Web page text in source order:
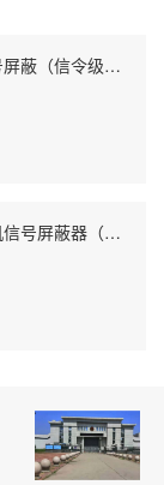
长春某监狱数字手机信号屏蔽（信令级管控）案例
长春某看守所大功率手机信号屏蔽器（白噪声）案例